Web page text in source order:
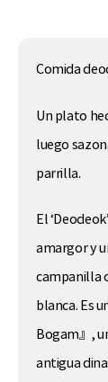
Comida
Un plato
luego
parrilla.
El
amargor y
campanilla
blanca. Es
Bogam』,
antigua